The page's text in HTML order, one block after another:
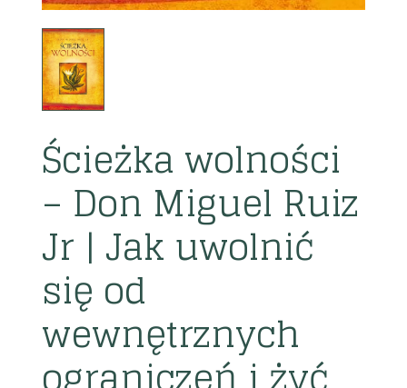
Ścieżka wolności
– Don Miguel Ruiz
Jr | Jak uwolnić
się od
wewnętrznych